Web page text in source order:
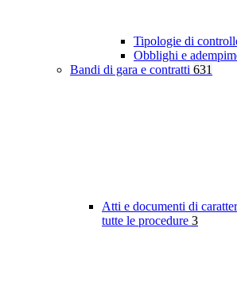
Tipologie di
Obblighi e
Bandi di gara e contratti 631
Atti e documenti di
tutte le procedure 3